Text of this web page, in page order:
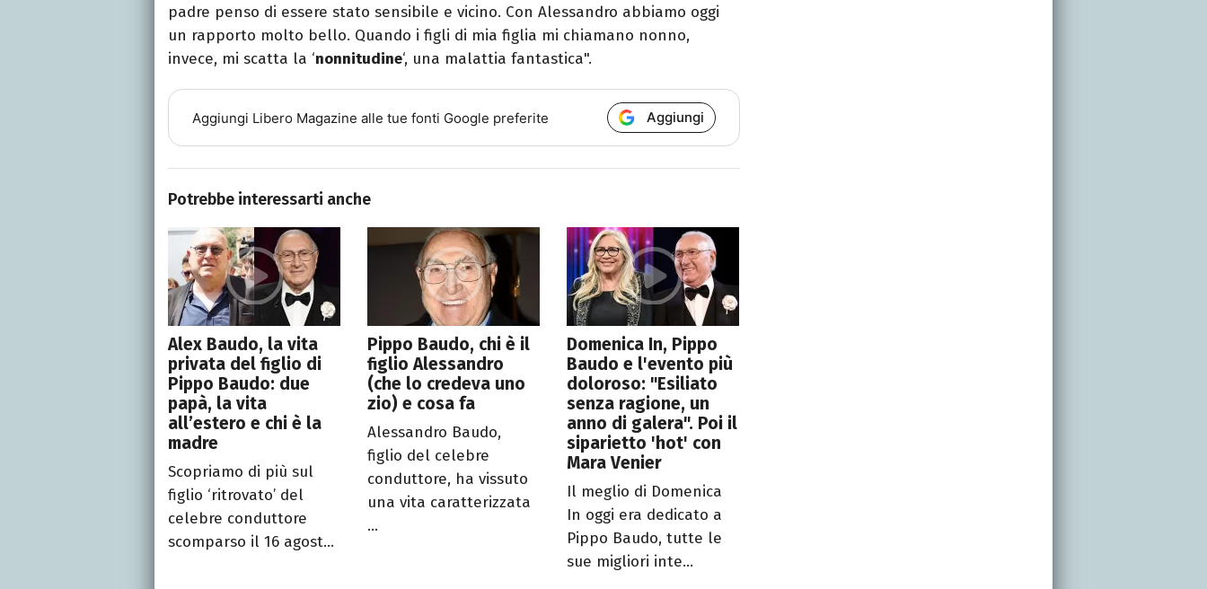
padre penso di essere stato sensibile e vicino. Con Alessandro abbiamo oggi
un rapporto molto bello. Quando i figli di mia figlia mi chiamano nonno,
invece, mi scatta la ‘nonnitudine‘, una malattia fantastica".
Aggiungi Libero Magazine alle tue fonti Google preferite Aggiungi
Potrebbe interessarti anche
Alex Baudo, la vita
privata del figlio di
Pippo Baudo: due
papà, la vita
all’estero e chi è la
madre
Scopriamo di più sul
figlio ‘ritrovato’ del
celebre conduttore
scomparso il 16 agost...
Pippo Baudo, chi è il
figlio Alessandro
(che lo credeva uno
zio) e cosa fa
Alessandro Baudo,
figlio del celebre
conduttore, ha vissuto
una vita caratterizzata
...
Domenica In, Pippo
Baudo e l'evento più
doloroso: "Esiliato
senza ragione, un
anno di galera". Poi il
siparietto 'hot' con
Mara Venier
Il meglio di Domenica
In oggi era dedicato a
Pippo Baudo, tutte le
sue migliori inte...